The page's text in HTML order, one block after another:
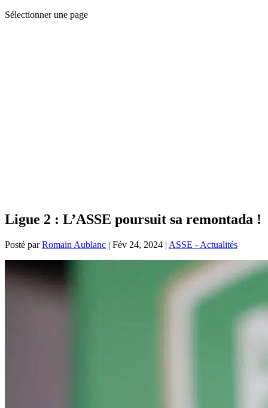
Sélectionner une page
Ligue 2 : L’ASSE poursuit sa remontada !
Posté parRomain Aublanc | Fév 24, 2024 | ASSE - Actualités